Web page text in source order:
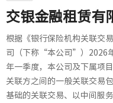
根据《银行保险机构关联交
司（下称“本公司”）2026
年一季度，本公司及下属项
关联方之间的一般关联交易
基础的关联交易、以中间服